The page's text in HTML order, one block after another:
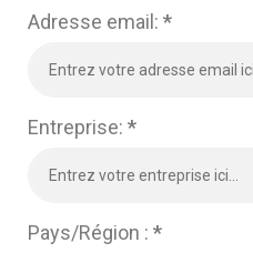
Adresse email: *
Entreprise: *
Pays/Région : *